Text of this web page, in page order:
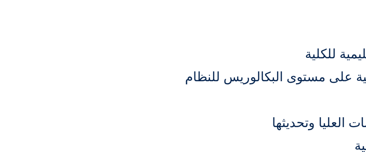
للكلية
على مستوى البكالوريس للنظام
العليا وتحديثها